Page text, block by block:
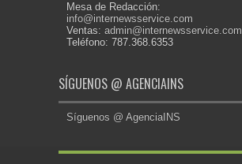
Mesa de Redacción:
info@internewsservice.com
Ventas: admin@internewsservice.com
Teléfono: 787.368.6353
SÍGUENOS @ AGENCIAINS
Síguenos @ AgenciaINS